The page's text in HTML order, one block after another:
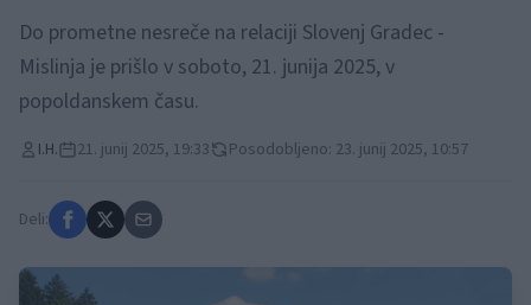
Do prometne nesreče na relaciji Slovenj Gradec -
Mislinja je prišlo v soboto, 21. junija 2025, v
popoldanskem času.
I.H. 21. junij 2025, 19:33 Posodobljeno: 23. junij 2025, 10:57
Deli: